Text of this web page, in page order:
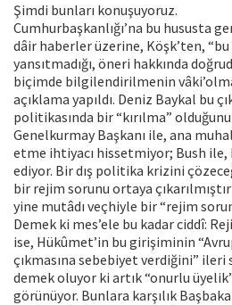
Şimdi bunları konuşuyoruz.
Cumhurbaşkanlığı’na bu hususta
dâir haberler üzerine, Köşk’ten,
yansıtmadığı, öneri hakkında
biçimde bilgilendirilmenin
açıklama yapıldı. Deniz Baykal bu
politikasında bir “kırılma”
Genelkurmay Başkanı ile, ana
etme ihtiyacı hissetmiyor; Bush
ediyor. Bir dış politika krizini
bir rejim sorunu ortaya
yine mutâdı veçhiyle bir “rejim
Demek ki mes’ele bu kadar ciddî:
ise, Hükûmet’in bu girişiminin
çıkmasına sebebiyet verdiğini” ileri
demek oluyor ki artık “onurlu
görünüyor. Bunlara karşılık